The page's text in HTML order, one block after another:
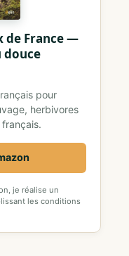
de France —
douce
pour
herbivores
je réalise un
les conditions